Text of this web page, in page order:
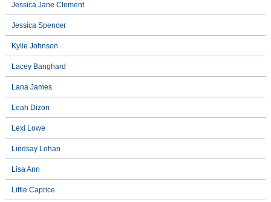
Jessica Jane Clement
Jessica Spencer
Kylie Johnson
Lacey Banghard
Lana James
Leah Dizon
Lexi Lowe
Lindsay Lohan
Lisa Ann
Little Caprice